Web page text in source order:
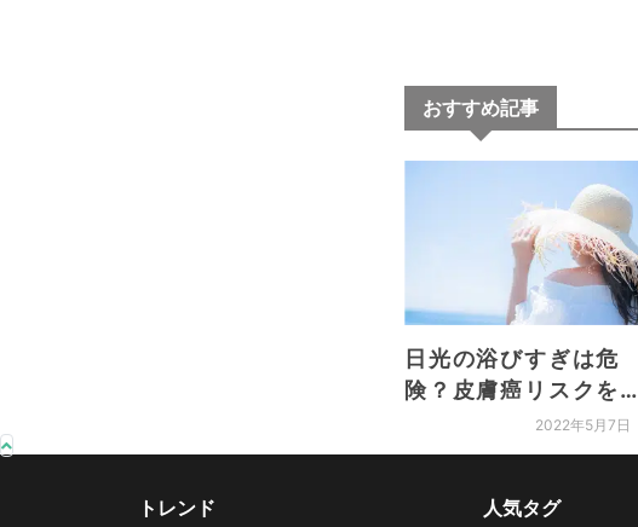
おすすめ記事
日光の浴びすぎは危
険？皮膚癌リスクを上
げずにビタミンDを摂
取しよう
2022年5月7日
トレンド 人気タグ